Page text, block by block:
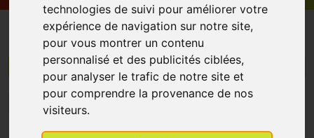
technologies de suivi pour améliorer votre
expérience de navigation sur notre site,
pour vous montrer un contenu
personnalisé et des publicités ciblées,
pour analyser le trafic de notre site et
pour comprendre la provenance de nos
visiteurs.
Hygiène Intime
Menu/Filtres